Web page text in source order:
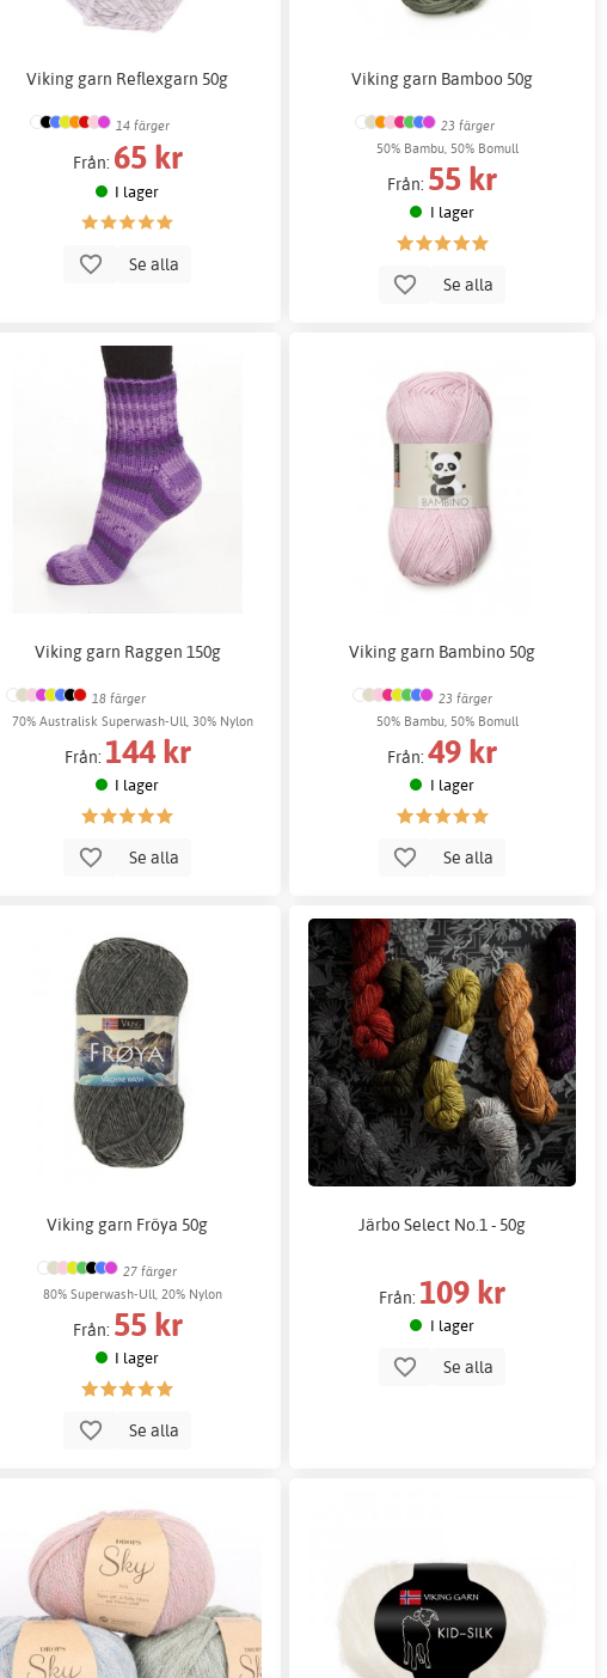
Viking garn Reflexgarn 50g
14 färger
Från: 65 kr
I lager
Se alla
Viking garn Bamboo 50g
23 färger
50% Bambu, 50% Bomull
Från: 55 kr
I lager
Se alla
Viking garn Raggen 150g
18 färger
70% Australisk Superwash-Ull, 30% Nylon
Från: 144 kr
I lager
Se alla
Viking garn Bambino 50g
23 färger
50% Bambu, 50% Bomull
Från:49 kr
I lager
Se alla
Viking garn Fröya 50g
27 färger
80% Superwash-Ull, 20% Nylon
Från: 55 kr
I lager
Se alla
Järbo Select No.1 - 50g
Från: 109 kr
I lager
Se alla